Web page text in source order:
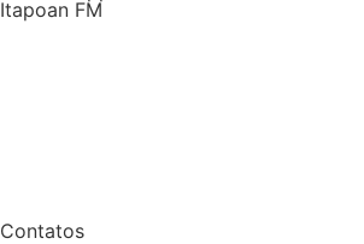
Itapoan FM
Contatos